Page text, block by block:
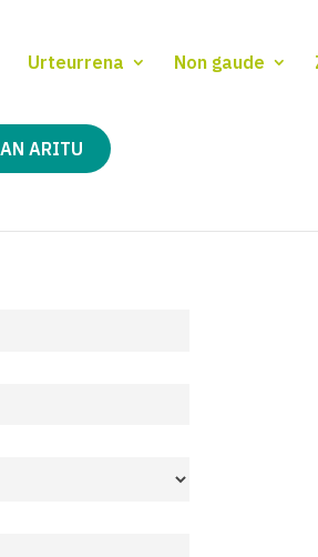
Urteurrena Non gaude
ARITU